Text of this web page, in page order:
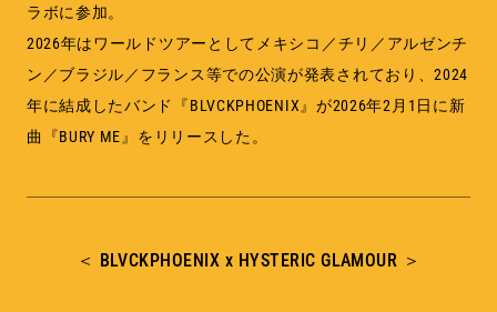
ラボに参加。
2026年はワールドツアーとしてメキシコ／チリ／アルゼンチ
ン／ブラジル／フランス等での公演が発表されており、2024
年に結成したバンド『BLVCKPHOENIX』が2026年2月1日に新
曲『BURY ME』をリリースした。
＜ BLVCKPHOENIX x HYSTERIC GLAMOUR ＞